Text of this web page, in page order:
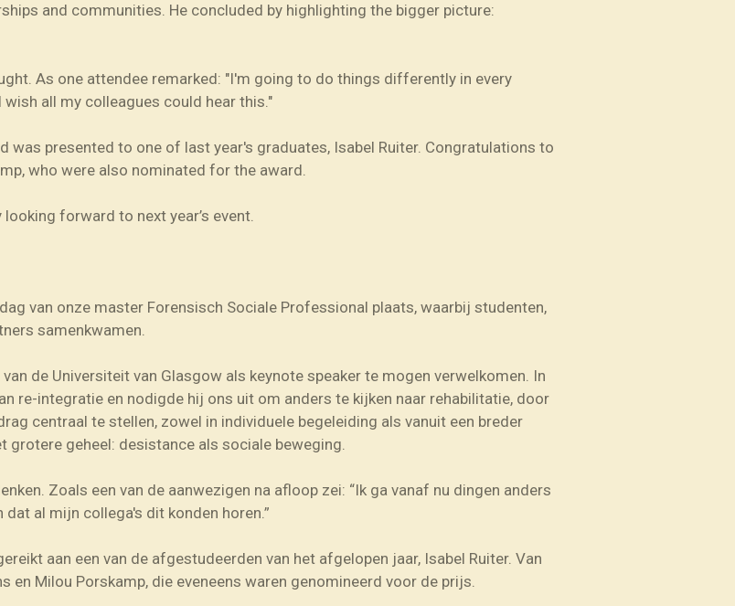
and communities. He concluded by highlighting the bigger picture:
As one attendee remarked: "I'm going to do things differently in every
all my colleagues could hear this."
was presented to one of last year's graduates, Isabel Ruiter. Congratulations to
who were also nominated for the award.
forward to next year’s event.
van onze master Forensisch Sociale Professional plaats, waarbij studenten,
samenkwamen.
de Universiteit van Glasgow als keynote speaker te mogen verwelkomen. In
re-integratie en nodigde hij ons uit om anders te kijken naar rehabilitatie, door
centraal te stellen, zowel in individuele begeleiding als vanuit een breder
geheel: desistance als sociale beweging.
Zoals een van de aanwezigen na afloop zei: “Ik ga vanaf nu dingen anders
al mijn collega's dit konden horen.”
aan een van de afgestudeerden van het afgelopen jaar, Isabel Ruiter. Van
en Milou Porskamp, die eveneens waren genomineerd voor de prijs.